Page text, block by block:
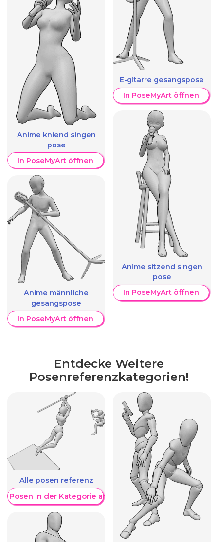
Anime kniend singen
pose
In PoseMyArt öffnen
Anime männliche
gesangspose
In PoseMyArt öffnen
E-gitarre gesangspose
In PoseMyArt öffnen
Anime sitzend singen
pose
In PoseMyArt öffnen
Entdecke Weitere
Posenreferenzkategorien!
Alle posen referenz
Posen in der Kategorie anzeigen